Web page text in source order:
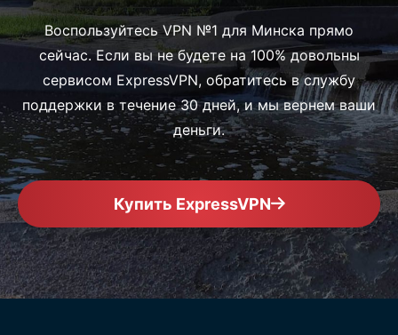
Воспользуйтесь VPN №1 для Минска прямо
сейчас. Если вы не будете на 100% довольны
сервисом ExpressVPN, обратитесь в службу
поддержки в течение 30 дней, и мы вернем ваши
деньги.
Купить ExpressVPN